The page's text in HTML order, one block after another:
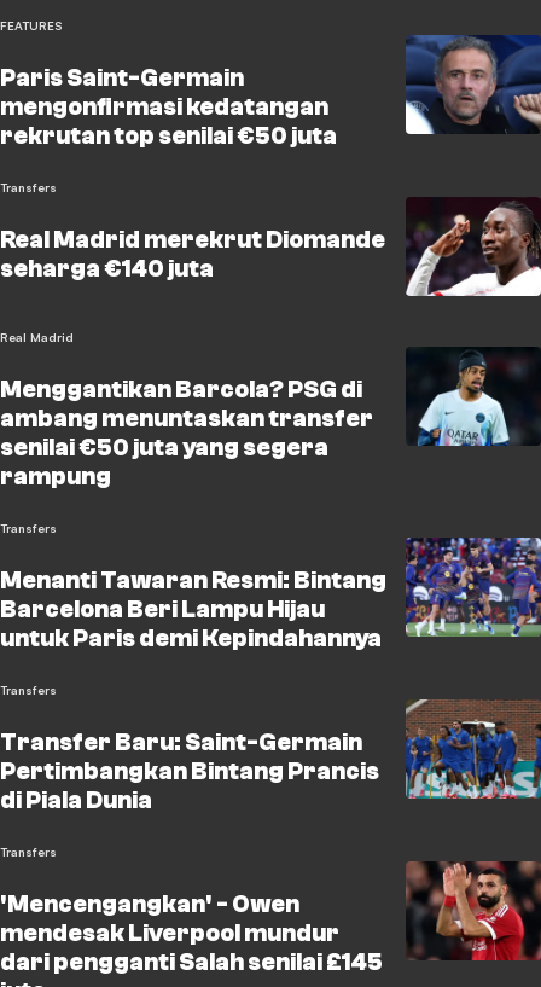
FEATURES
Paris Saint-Germain
mengonfirmasi kedatangan
rekrutan top senilai €50 juta
Transfers
Real Madrid merekrut Diomande
seharga €140 juta
Real Madrid
Menggantikan Barcola? PSG di
ambang menuntaskan transfer
senilai €50 juta yang segera
rampung
Transfers
Menanti Tawaran Resmi: Bintang
Barcelona Beri Lampu Hijau
untuk Paris demi Kepindahannya
Transfers
Transfer Baru: Saint-Germain
Pertimbangkan Bintang Prancis
di Piala Dunia
Transfers
'Mencengangkan' - Owen
mendesak Liverpool mundur
dari pengganti Salah senilai £145